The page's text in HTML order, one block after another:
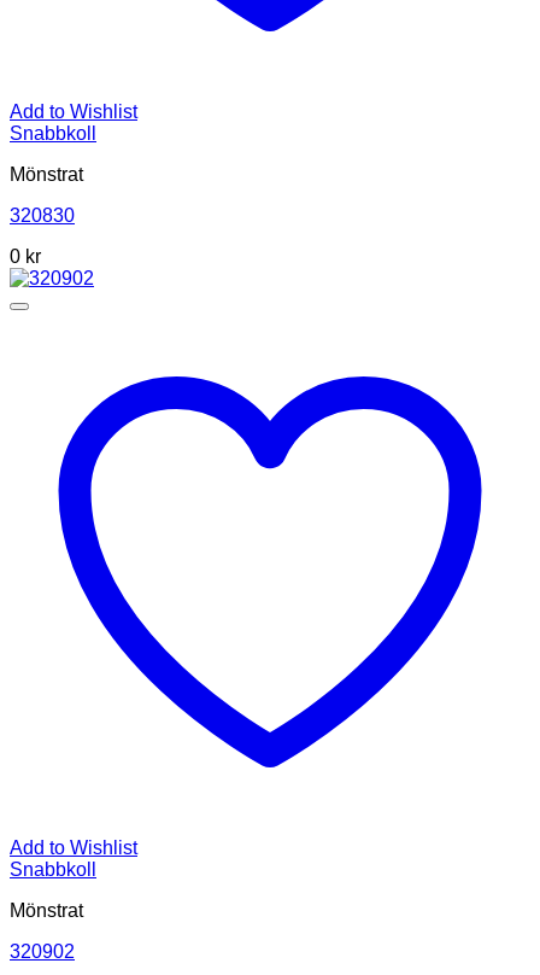
Add to Wishlist
Snabbkoll
Mönstrat
320830
0 kr
Add to Wishlist
Snabbkoll
Mönstrat
320902